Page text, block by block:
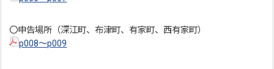
〇申告場所（深江町、布津町、有家町、西有家町）
p008～p009